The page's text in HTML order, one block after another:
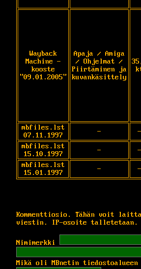
Wayback
Machine -
kooste
"09.01.2005"
Apaja / Amiga
/ Ohjelmat /
Piirtäminen ja
kuvankäsittely
mbfiles.lst
07.11.1997
- -
mbfiles.lst
15.10.1997
- -
mbfiles.lst
15.01.1997
- -
Kommenttiosio. Tähän voit
viestin. IP-osoite talletetaan.
Nimimerkki
Mikä oli MBnetin tiedostoalueen